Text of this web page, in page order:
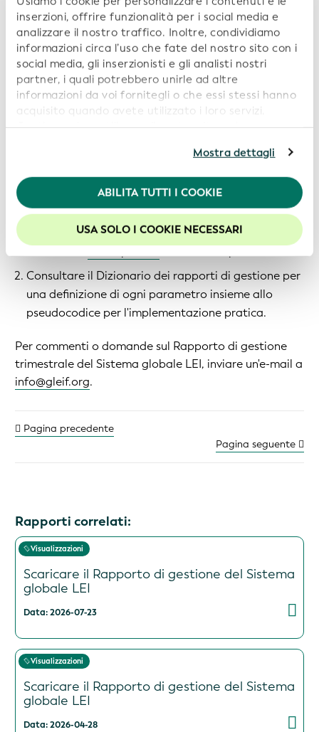
inserzioni, offrire funzionalità per i social media e
analizzare il nostro traffico. Inoltre, condividiamo
informazioni circa l’uso che fate del nostro sito con i
social media, gli inserzionisti e gli analisti nostri
partner, i quali potrebbero unirle ad altre
informazioni da voi fornitegli o che essi stessi hanno
acquisito quando avete utilizzato i loro servizi.
Continuando a utilizzare il nostro sito web,
informazioni, siete pregati di consultare la nostra
Politica in materia di privacy.
Per usufruire della migliore esperienza sul nostro sito
web, consigliamo di lasciare i cookie abilitati.
Mostra dettagli
ABILITA TUTTI I COOKIE
USA SOLO I COOKIE NECESSARI
Tutte le parti interessate possono ricreare il Rapporto
di gestione del Sistema globale LEI e i parametri in
esso contenuti in due semplici passi:
Consultare il Dizionario dei rapporti di gestione per
una definizione di ogni parametro insieme allo
pseudocodice per l'implementazione pratica.
Per commenti o domande sul Rapporto di gestione
trimestrale del Sistema globale LEI, inviare un'e-mail a
info@gleif.org.
Pagina precedente
Pagina seguente
Rapporti correlati:
Visualizzazioni
Scaricare il Rapporto di gestione del Sistema
globale LEI
Data: 2026-07-23
Visualizzazioni
Scaricare il Rapporto di gestione del Sistema
globale LEI
Data: 2026-04-28